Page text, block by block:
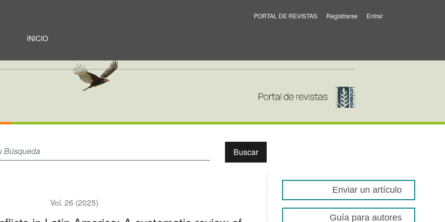
una revisión sistemática sobre el jaguar (Panthera onca) y el oso andino (Tremarctos ornatus)
INICIO
PORTAL DE REVISTAS Registrarse Entrar
Buscar
Vol. 26 (2025)
Enviar un artículo
Guía para autores